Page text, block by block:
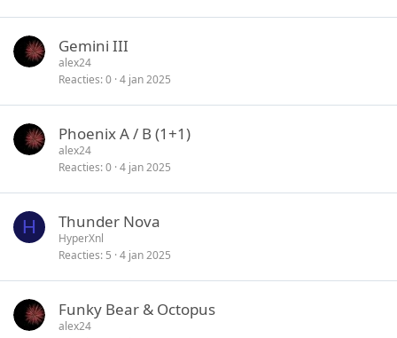
Gemini III
alex24
Reacties 0 4 jan 2025
Phoenix A / B (1+1)
alex24
Reacties 0 4 jan 2025
H Thunder Nova
HyperXnl
Reacties 5 4 jan 2025
Funky Bear & Octopus
alex24